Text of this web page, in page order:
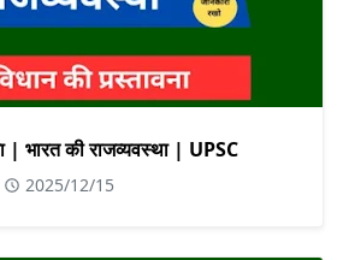
| भारत की राजव्यवस्था | UPSC
2025/12/15